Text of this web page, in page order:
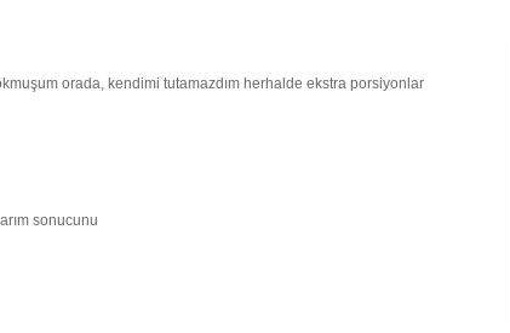
orada, kendimi tutamazdım herhalde ekstra porsiyonlar
sonucunu